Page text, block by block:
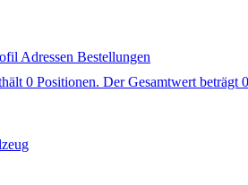
Adressen Bestellungen
0 Positionen. Der Gesamtwert beträgt